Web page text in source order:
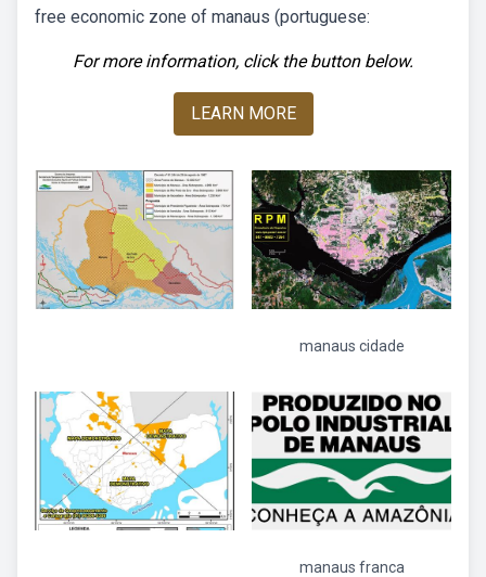
free economic zone of manaus (portuguese:
For more information, click the button below.
LEARN MORE
manaus cidade
manaus franca